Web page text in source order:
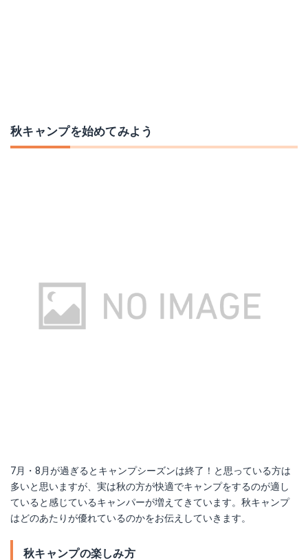
秋キャンプを始めてみよう
7月・8月が過ぎるとキャンプシーズンは終了！と思っている方は
多いと思いますが、実は秋の方が快適でキャンプをするのが適し
ていると感じているキャンパーが増えてきています。秋キャンプ
はどのあたりが優れているのかをお伝えしていきます。
秋キャンプの楽しみ方